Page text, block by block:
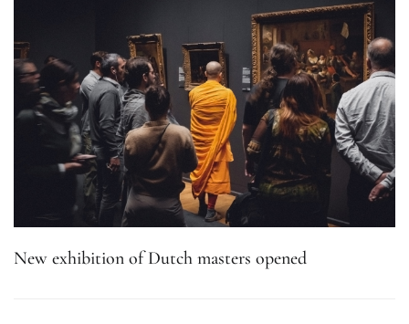
New exhibition of Dutch masters opened